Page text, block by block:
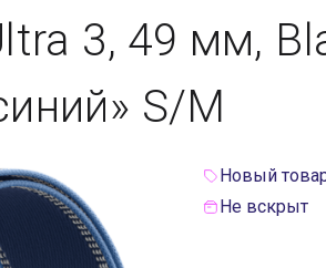
3, 49 мм,
S/M
Новый
Не вскрыт